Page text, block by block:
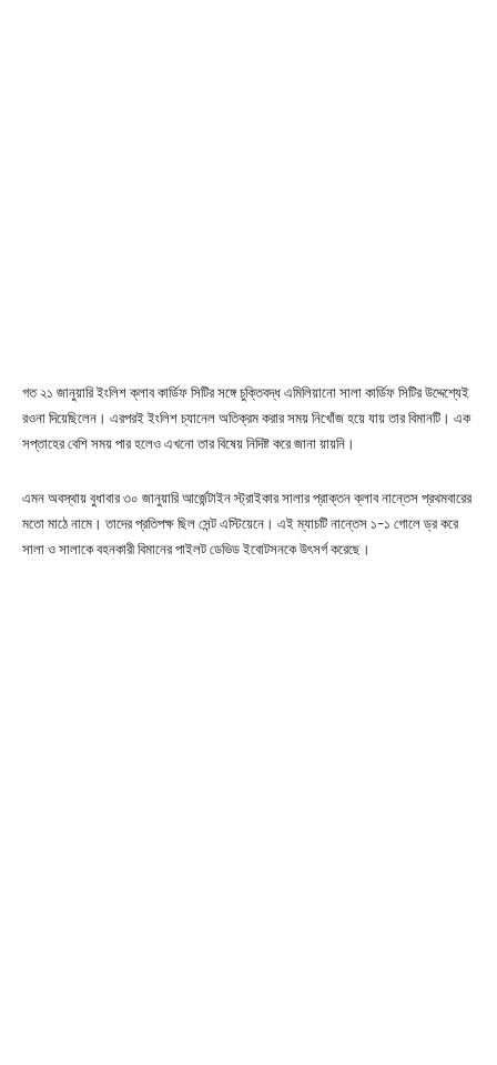
গত ২১ জানুয়ারি ইংলিশ ক্লাব কার্ডিফ সিটির সঙ্গে চুক্তিবদ্ধ এমিলিয়ানো সালা কার্ডিফ সিটির উদ্দেশ্যেই
রওনা দিয়েছিলেন। এরপরই ইংলিশ চ্যানেল অতিক্রম করার সময় নিখোঁজ হয়ে যায় তার বিমানটি। এক
সপ্তাহের বেশি সময় পার হলেও এখনো তার বিষেয় নিদিষ্ট করে জানা য়ায়নি।
এমন অবস্থায় বুধাবার ৩০ জানুয়ারি আর্জেন্টাইন স্ট্রাইকার সালার প্রাক্তন ক্লাব নান্তেস প্রথমবারের
মতো মাঠে নামে। তাদের প্রতিপক্ষ ছিল সেন্ট এস্টিয়েনে। এই ম্যাচটি নান্তেস ১-১ গোলে ড্র করে
সালা ও সালাকে বহনকারী বিমানের পাইলট ডেভিড ইবোটসনকে উৎসর্গ করেছে।